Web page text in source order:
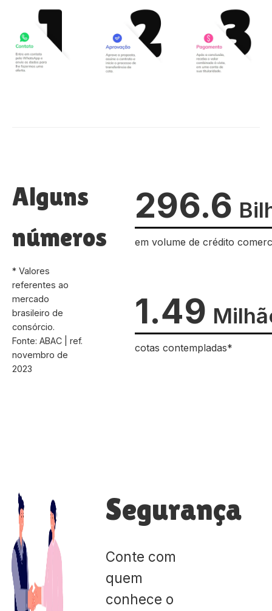
Alguns
números
* Valores
referentes ao
mercado
brasileiro de
consórcio.
Fonte: ABAC | ref.
novembro de
2023
296.6
em volume de crédito
1.49
cotas contempladas*
Segurança
Conte com
quem
conhece o